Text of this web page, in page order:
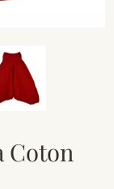
Coton